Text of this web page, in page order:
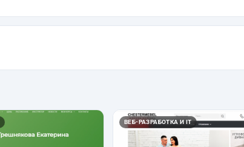
ВЕБ-РАЗРАБОТКА И IT